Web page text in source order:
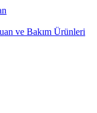
ve Bakım Ürünleri